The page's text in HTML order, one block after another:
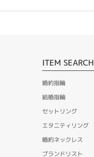
ITEM SEARCH
婚約指輪
結婚指輪
セットリング
エタニティリング
婚約ネックレス
ブランドリスト